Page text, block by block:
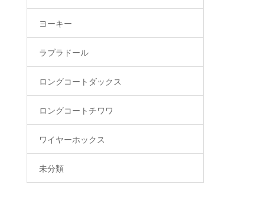
ヨーキー
ラブラドール
ロングコートダックス
ロングコートチワワ
ワイヤーホックス
未分類